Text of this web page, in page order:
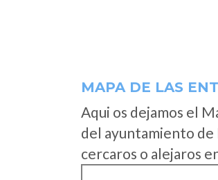
MAPA DE LAS
Aqui os dejamos el
del ayuntamiento de
cercaros o alejaros